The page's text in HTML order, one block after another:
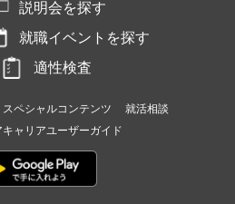
説明会を探す
就職イベントを探す
適性検査
スペシャルコンテンツ
就活相談
キャリアユーザーガイド